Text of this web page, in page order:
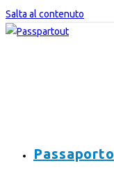
Salta al contenuto
Passaporto